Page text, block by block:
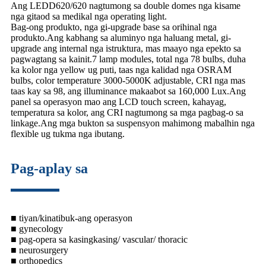
Ang LEDD620/620 nagtumong sa double domes nga kisame
nga gitaod sa medikal nga operating light.
Bag-ong produkto, nga gi-upgrade base sa orihinal nga
produkto.Ang kabhang sa aluminyo nga haluang metal, gi-
upgrade ang internal nga istruktura, mas maayo nga epekto sa
pagwagtang sa kainit.7 lamp modules, total nga 78 bulbs, duha
ka kolor nga yellow ug puti, taas nga kalidad nga OSRAM
bulbs, color temperature 3000-5000K adjustable, CRI nga mas
taas kay sa 98, ang illuminance makaabot sa 160,000 Lux.Ang
panel sa operasyon mao ang LCD touch screen, kahayag,
temperatura sa kolor, ang CRI nagtumong sa mga pagbag-o sa
linkage.Ang mga bukton sa suspensyon mahimong mabalhin nga
flexible ug tukma nga ibutang.
Pag-aplay sa
■ tiyan/kinatibuk-ang operasyon
■ gynecology
■ pag-opera sa kasingkasing/ vascular/ thoracic
■ neurosurgery
■ orthopedics